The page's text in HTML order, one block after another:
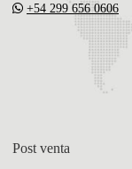
+54 299 656 0606
Post venta